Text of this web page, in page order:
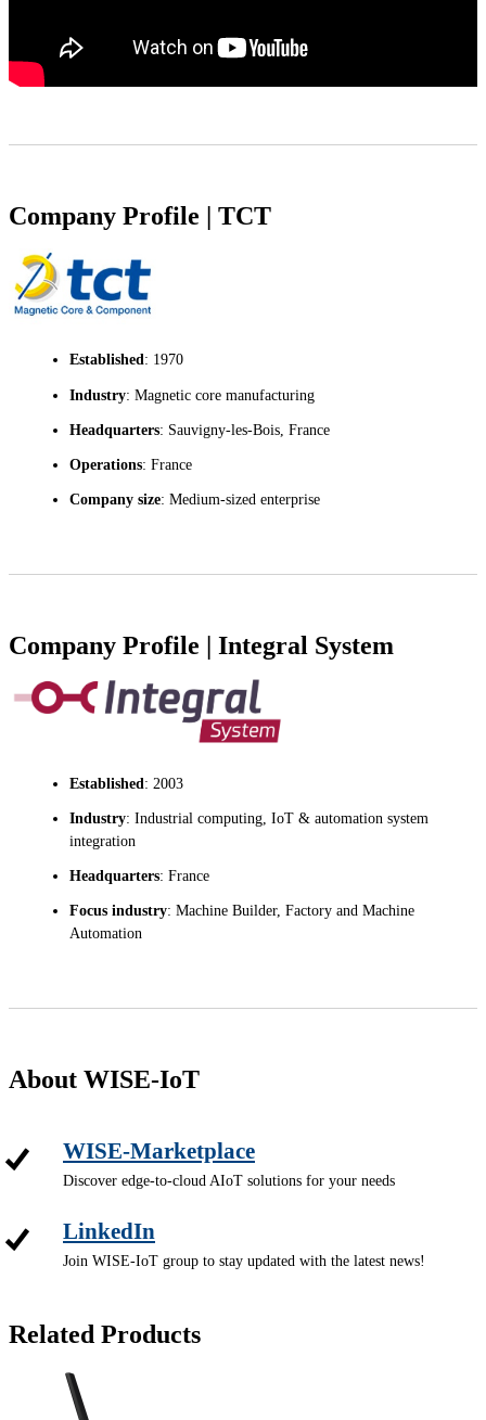
Company Profile | TCT
Established: 1970
Industry: Magnetic core manufacturing
Headquarters: Sauvigny-les-Bois, France
Operations: France
Company size: Medium-sized enterprise
Company Profile | Integral System
Established: 2003
Industry: Industrial computing, IoT & automation system
integration
Headquarters: France
Focus industry: Machine Builder, Factory and Machine
Automation
About WISE-IoT
WISE-Marketplace
Discover edge-to-cloud AIoT solutions for your needs
LinkedIn
Join WISE-IoT group to stay updated with the latest news!
Related Products